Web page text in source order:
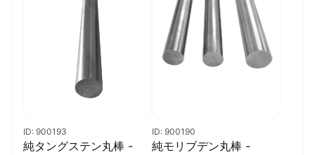
ID: 900193
純タングステン丸棒 -
ID: 900190
純モリブデン丸棒 -